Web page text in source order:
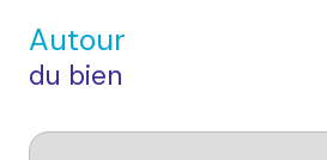
Autour
du bien